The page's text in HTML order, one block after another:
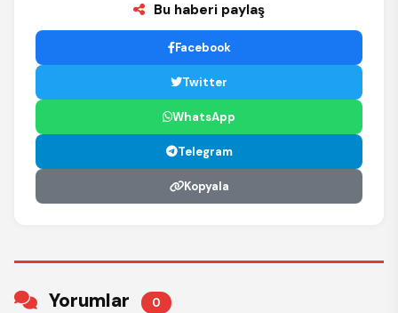
Bu haberi paylaş
Facebook
Twitter
WhatsApp
Telegram
Kopyala
Yorumlar 0